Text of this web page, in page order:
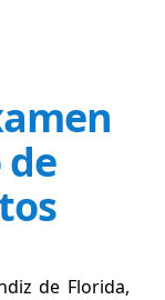
de Florida,